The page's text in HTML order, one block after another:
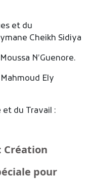
et du
Cheikh Sidiya
N’Guenore.
Ely
et du Travail :
Création
pour